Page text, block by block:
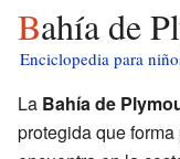
Bahía de
Enciclopedia para
La Bahía de
protegida que forma